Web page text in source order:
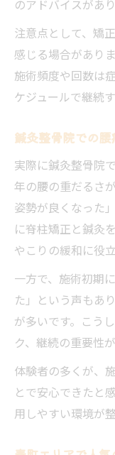
のアドバイスがあ
注意点として、矯
感じる場合があり
施術頻度や回数は
ケジュールで継続
鍼灸整骨院での
実際に鍼灸整骨院
年の腰の重だるさ
姿勢が良くなった
に脊柱矯正と鍼灸
やこりの緩和に役
一方で、施術初期
た」という声もあ
が多いです。こう
ク、継続の重要性
体験者の多くが、
とで安心できたと
用しやすい環境が